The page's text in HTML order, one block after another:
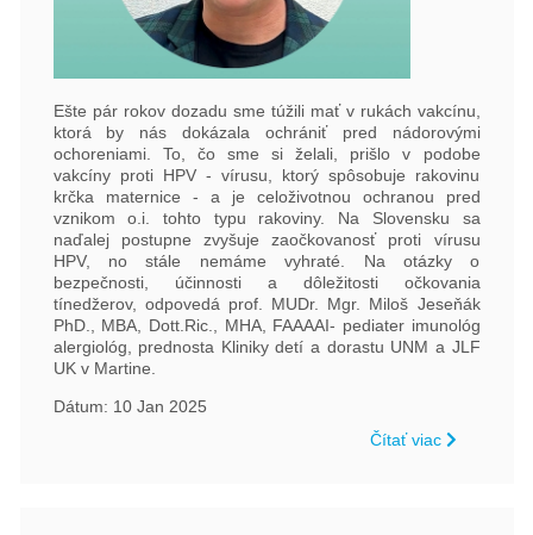
Ešte pár rokov dozadu sme túžili mať v rukách vakcínu,
ktorá by nás dokázala ochrániť pred nádorovými
ochoreniami. To, čo sme si želali, prišlo v podobe
vakcíny proti HPV - vírusu, ktorý spôsobuje rakovinu
krčka maternice - a je celoživotnou ochranou pred
vznikom o.i. tohto typu rakoviny. Na Slovensku sa
naďalej postupne zvyšuje zaočkovanosť proti vírusu
HPV, no stále nemáme vyhraté. Na otázky o
bezpečnosti, účinnosti a dôležitosti očkovania
tínedžerov, odpovedá prof. MUDr. Mgr. Miloš Jeseňák
PhD., MBA, Dott.Ric., MHA, FAAAAI- pediater imunológ
alergiológ, prednosta Kliniky detí a dorastu UNM a JLF
UK v Martine.
Dátum: 10 Jan 2025
Čítať viac